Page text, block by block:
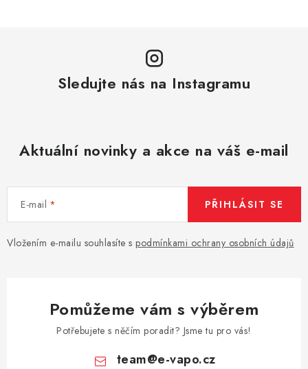
Sledujte nás na Instagramu
Aktuální novinky a akce na váš e-mail
E-mail
Vložením e-mailu souhlasíte s podmínkami ochrany osobních údajů
PŘIHLÁSIT SE
Pomůžeme vám s výběrem
Potřebujete s něčím poradit? Jsme tu pro vás!
team@e-vapo.cz